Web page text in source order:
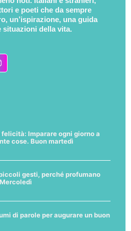
e poeti che da sempre
un’ispirazione, una guida
situazioni della vita.
Imparare ogni giorno a
cose. Buon martedì
gesti, perché profumano
di parole per augurare un buon